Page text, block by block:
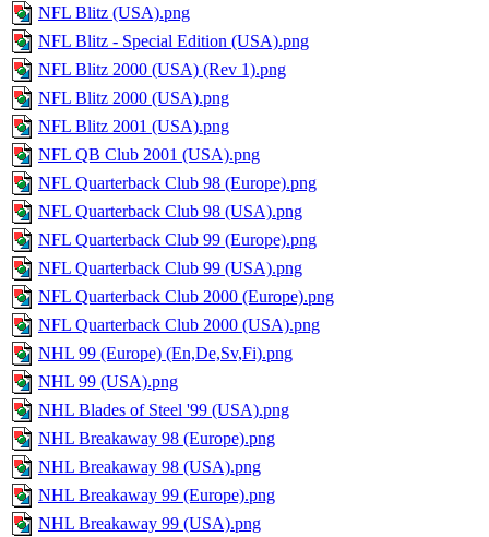
NFL Blitz (USA).png
NFL Blitz - Special Edition (USA).png
NFL Blitz 2000 (USA) (Rev 1).png
NFL Blitz 2000 (USA).png
NFL Blitz 2001 (USA).png
NFL QB Club 2001 (USA).png
NFL Quarterback Club 98 (Europe).png
NFL Quarterback Club 98 (USA).png
NFL Quarterback Club 99 (Europe).png
NFL Quarterback Club 99 (USA).png
NFL Quarterback Club 2000 (Europe).png
NFL Quarterback Club 2000 (USA).png
NHL 99 (Europe) (En,De,Sv,Fi).png
NHL 99 (USA).png
NHL Blades of Steel '99 (USA).png
NHL Breakaway 98 (Europe).png
NHL Breakaway 98 (USA).png
NHL Breakaway 99 (Europe).png
NHL Breakaway 99 (USA).png